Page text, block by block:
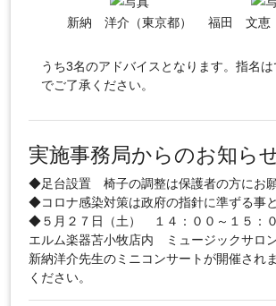
新納 洋介（東京都） 福田 文恵
うち3名のアドバイスとなります。指名
でご了承ください。
実施事務局からのお知ら
◆足台設置 椅子の調整は保護者の方にお願
◆コロナ感染対策は政府の指針に準ずる事と
◆５月２７日（土） １４：００～１５：
エルム楽器苫小牧店内 ミュージックサロン
新納洋介先生のミニコンサートが開催され
ください。